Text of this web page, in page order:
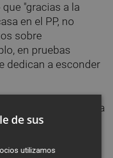
"gracias a la
en el PP, no
sobre
en pruebas
dedican a esconder
, ha señalado que "la
un gobierno que
pública, no uno
privados
de sus
utilizamos